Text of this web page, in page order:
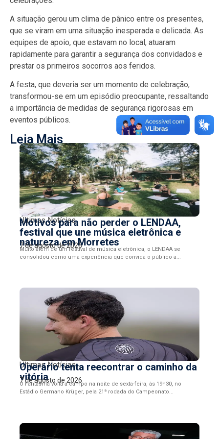
A situação gerou um clima de pânico entre os presentes,
que se viram em uma situação inesperada e delicada. As
equipes de apoio, que estavam no local, atuaram
rapidamente para garantir a segurança dos convidados e
prestar os primeiros socorros aos feridos.
A festa, que deveria ser um momento de celebração,
transformou-se em um episódio preocupante, ressaltando
a importância de medidas de segurança rigorosas em
eventos públicos.
Leia Mais
Últimas Notícias
Motivos para não perder o LENDAA,
festival que une música eletrônica e
natureza em Morretes
7 de agosto de 2026
Muito além de um festival de música eletrônica, o LENDAA se
consolidou como uma experiência que convida o público a...
Últimas Notícias
Operário tenta reecontrar o caminho da
vitória
7 de agosto de 2026
O Fantasma volta a campo na noite de sexta-feira, às 19h30, no
Estádio Germano Krüger, pela 21ª rodada do Campeonato...